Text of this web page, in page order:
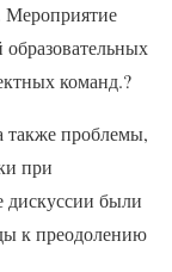
Мероприятие
команд.?
также проблемы,
при
дискуссии были
к преодолению